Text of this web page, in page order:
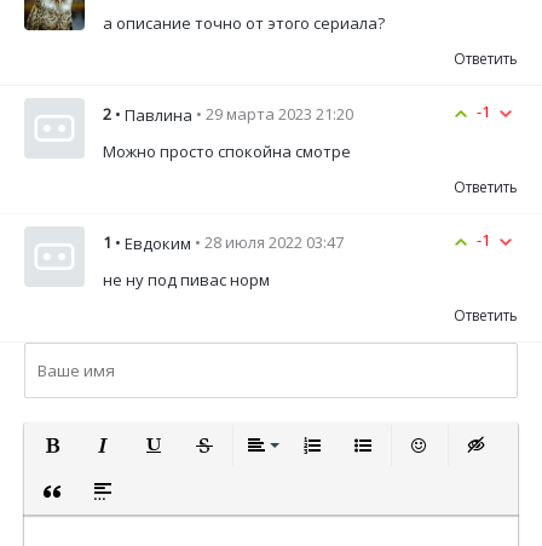
а описание точно от этого сериала?
Ответить
-1
2 • Павлина • 29 марта 2023 21:20
Можно просто спокойна смотре
Ответить
-1
1 • Евдоким • 28 июля 2022 03:47
не ну под пивас норм
Ответить
ПОЛУЖИРНЫЙ
КУРСИВ
ВСТАВКА ЦИТАТЫ
ВСТАВКА СПОЙЛЕРА